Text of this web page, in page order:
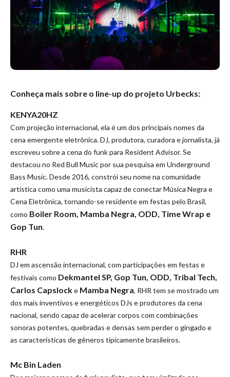
Conheça mais sobre o line-up do projeto Urbecks:
KENYA20HZ
Com projeção internacional, ela é um dos principais nomes da
cena emergente eletrônica. DJ, produtora, curadora e jornalista, já
escreveu sobre a cena do funk para Resident Advisor. Se
destacou no Red Bull Music por sua pesquisa em Underground
Bass Music. Desde 2016, constrói seu nome na comunidade
artística como uma musicista capaz de conectar Música Negra e
Cena Eletrônica, tornando-se residente em festas pelo Brasil,
como Boiler Room, Mamba Negra, ODD, Time Wrap e
Gop Tun.
RHR
DJ em ascensão internacional, com participações em festas e
festivais como Dekmantel SP, Gop Tun, ODD, Tribal Tech,
Carlos Capslocke Mamba Negra, RHR tem se mostrado um
dos mais inventivos e energéticos DJs e produtores da cena
nacional, sendo capaz de acelerar corpos com combinações
sonoras potentes, quebradas e densas sem perder o gingado e
as características de gêneros tipicamente brasileiros.
Mc Bin Laden